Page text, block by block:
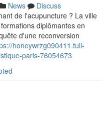
News
Discuss
de l'acupuncture ? La ville
diplômantes en
d'une reconversion
honeywrzg090411.full-
paris-76054673